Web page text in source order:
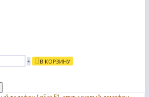
+ В КОРЗИНУ